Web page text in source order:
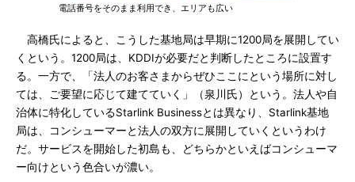
電話番号をそのまま利用でき、エリアも広い
高橋氏によると、こうした基地局は早期に1200局を展開してい
くという。1200局は、KDDIが必要だと判断したところに設置す
る。一方で、「法人のお客さまからぜひここにという場所に対し
ては、ご要望に応じて建てていく」（泉川氏）という。法人や自
治体に特化しているStarlink Businessとは異なり、Starlink基地
局は、コンシューマーと法人の双方に展開していくというわけ
だ。サービスを開始した初島も、どちらかといえばコンシューマ
ー向けという色合いが濃い。